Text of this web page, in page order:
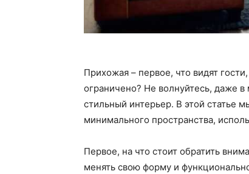
Прихожая – первое, что видят
ограничено? Не волнуйтесь, даже
стильный интерьер. В этой статье
минимального пространства,
Первое, на что стоит обратить
менять свою форму и